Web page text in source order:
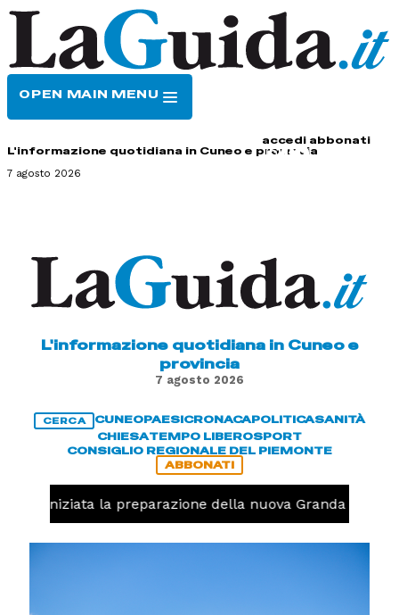
OPEN MAIN MENU
accedi abbonati
L'informazione quotidiana in Cuneo e provincia
7 agosto 2026
L'informazione quotidiana in Cuneo e
provincia
7 agosto 2026
CERCA CUNEOPAESICRONACAPOLITICASANITÀ
CHIESATEMPO LIBEROSPORT
CONSIGLIO REGIONALE DEL PIEMONTE
ABBONATI
iniziata la preparazione della nuova Granda Volley